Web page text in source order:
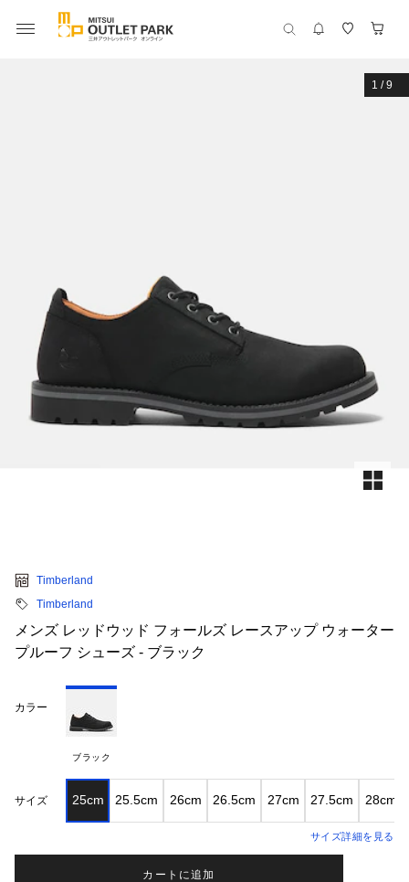
1 /9
Timberland
Timberland
メンズ レッドウッド フォールズ レースアップ ウォーター
プルーフ シューズ - ブラック
カラー
ブラック
サイズ 25cm 25.5cm 26cm 26.5cm 27cm 27.5cm 28cm
サイズ詳細を見る
カートに追加